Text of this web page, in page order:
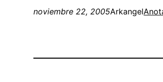
noviembre 22, 2005Arkangel